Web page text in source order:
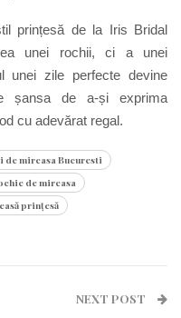
prințesă de la Iris Bridal
unei rochii, ci a unei
unei zile perfecte devine
șansa de a-și exprima
cu adevărat regal.
mireasa Bucuresti
de mireasa
prințesă
NEXT POST